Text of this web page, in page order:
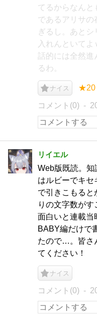
てるからなんと
であるアリサの
ぎるし。あと
入れんといて
話的には全然進
るわ。
ナイス ★20
コメント(0)
リイエル
Web版既読。
はルビーでキセ
で引きこもると
りの文字数が
面白いと連載当
BABY編だけで
たので…。皆さ
てください！
ナイス
コメント(0)